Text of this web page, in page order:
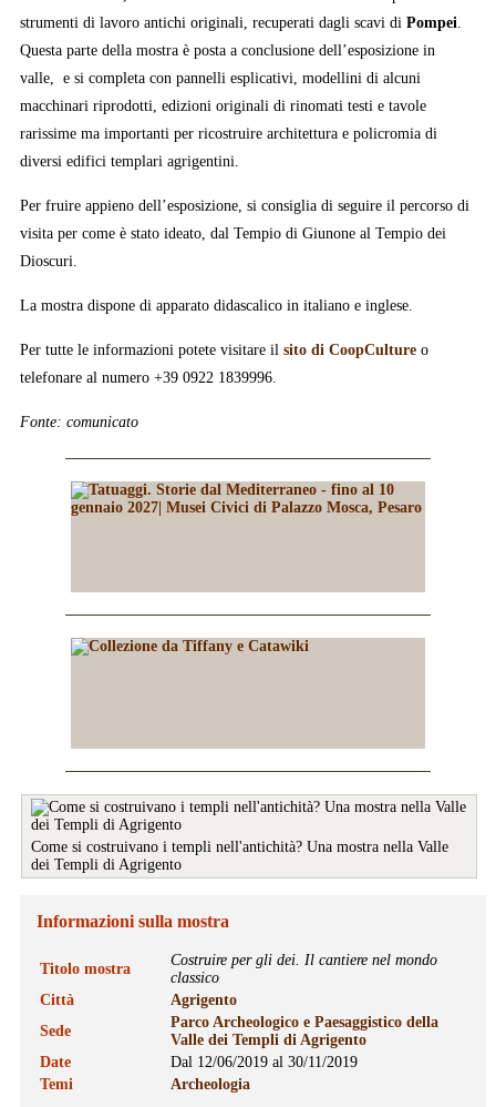
strumenti di lavoro antichi originali, recuperati dagli scavi di Pompei.
Questa parte della mostra è posta a conclusione dell’esposizione in
valle, e si completa con pannelli esplicativi, modellini di alcuni
macchinari riprodotti, edizioni originali di rinomati testi e tavole
rarissime ma importanti per ricostruire architettura e policromia di
diversi edifici templari agrigentini.
Per fruire appieno dell’esposizione, si consiglia di seguire il percorso di
visita per come è stato ideato, dal Tempio di Giunone al Tempio dei
Dioscuri.
La mostra dispone di apparato didascalico in italiano e inglese.
Per tutte le informazioni potete visitare il sito di CoopCultureo
telefonare al numero +39 0922 1839996.
Fonte: comunicato
Come si costruivano i templi nell'antichità? Una mostra nella Valle
dei Templi di Agrigento
Informazioni sulla mostra
Titolo mostra
Costruire per gli dei. Il cantiere nel mondo
classico
Città
Agrigento
Sede
Parco Archeologico e Paesaggistico della
Valle dei Templi di Agrigento
Date
Dal 12/06/2019 al 30/11/2019
Temi
Archeologia